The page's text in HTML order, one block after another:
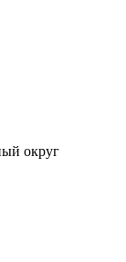
округ